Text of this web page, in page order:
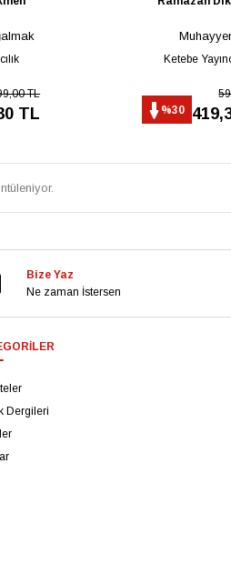
TL
TL
Muhayyer
Ketebe
%30
Bize Yaz
Ne zaman İstersen
Dergileri